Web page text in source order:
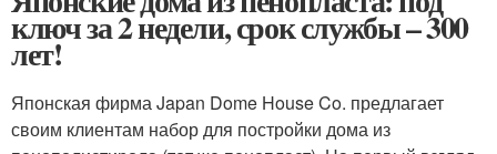
ключ за 2 недели, срок службы – 300
лет!
Японская фирма Japan Dome House Co. предлагает
своим клиентам набор для постройки дома из